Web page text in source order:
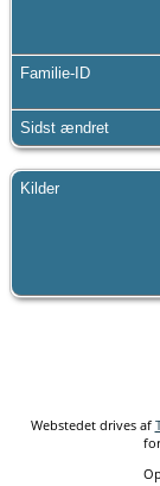
Familie-ID
Sidst ændret
Kilder
Webstedet drives af